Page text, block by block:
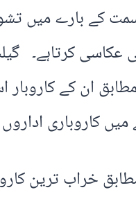
کے بارے میں
اداروں کے تاثرات میں